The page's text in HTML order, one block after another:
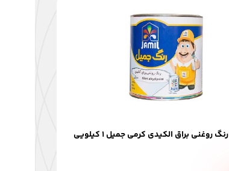
رنگ روغنی براق الکیدی کرمی جمیل 1 کیلویی